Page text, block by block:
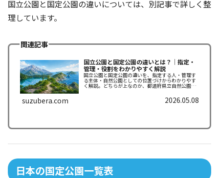
国立公園と国定公園の違いについては、別記事で詳しく整
理しています。
関連記事
国立公園と国定公園の違いとは？｜指定・
管理・役割をわかりやすく解説
国立公園と国定公園の違いを、指定する人・管理す
る主体・自然公園としての位置づけからわかりやす
く解説。どちらが上なのか、都道府県立自然公園と
suzubera.com 2026.05.08
日本の国定公園一覧表